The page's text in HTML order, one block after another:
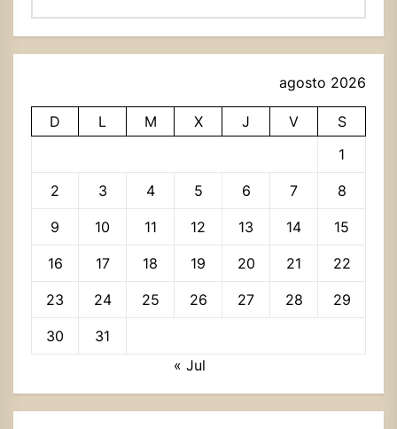
agosto 2026
D L M X J V
S
1
2 3 4 5 6 7 8
9 10 11 12 13 14 15
16 17 18 19 20 21 22
23 24 25 26 27 28 29
30
31
« Jul